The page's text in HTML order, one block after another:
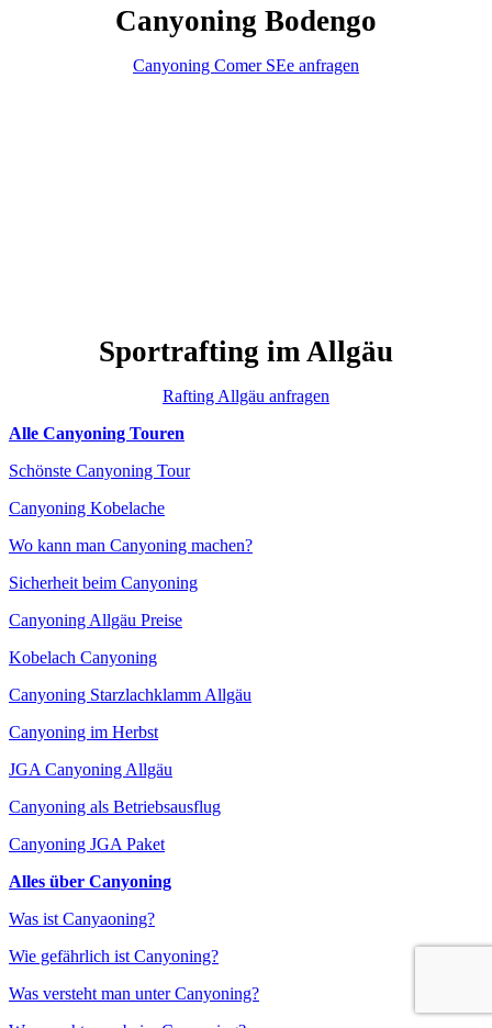
Canyoning Bodengo
Canyoning Comer SEe anfragen
Sportrafting im Allgäu
Rafting Allgäu anfragen
Alle Canyoning Touren
Schönste Canyoning Tour
Canyoning Kobelache
Wo kann man Canyoning machen?
Sicherheit beim Canyoning
Canyoning Allgäu Preise
Kobelach Canyoning
Canyoning Starzlachklamm Allgäu
Canyoning im Herbst
JGA Canyoning Allgäu
Canyoning als Betriebsausflug
Canyoning JGA Paket
Alles über Canyoning
Was ist Canyaoning?
Wie gefährlich ist Canyoning?
Was versteht man unter Canyoning?